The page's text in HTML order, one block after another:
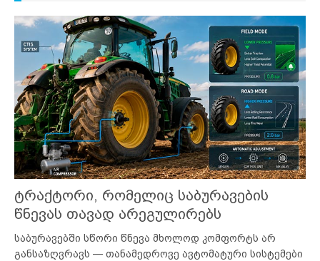
ტრაქტორი, რომელიც საბურავების
წნევას თავად არეგულირებს
საბურავებში სწორი წნევა მხოლოდ კომფორტს არ
განსაზღვრავს — თანამედროვე ავტომატური სისტემები